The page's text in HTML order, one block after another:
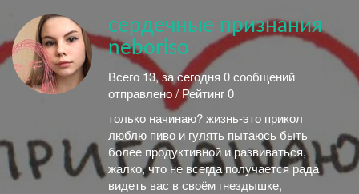
сердечные признания
neboriso
Всего 13, за сегодня 0 сообщений
отправлено / Рейтинг 0
только начинаю? жизнь-это прикол
люблю пиво и гулять пытаюсь быть
более продуктивной и развиваться,
жалко, что не всегда получается рада
видеть вас в своём гнездышке,